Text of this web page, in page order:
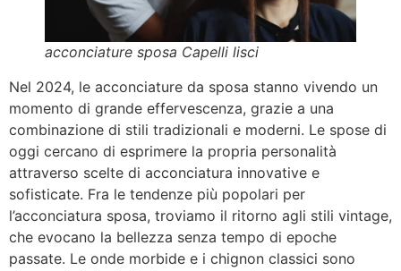
acconciature sposa Capelli lisci
Nel 2024, le acconciature da sposa stanno vivendo un
momento di grande effervescenza, grazie a una
combinazione di stili tradizionali e moderni. Le spose di
oggi cercano di esprimere la propria personalità
attraverso scelte di acconciatura innovative e
sofisticate. Fra le tendenze più popolari per
l’acconciatura sposa, troviamo il ritorno agli stili vintage,
che evocano la bellezza senza tempo di epoche
passate. Le onde morbide e i chignon classici sono